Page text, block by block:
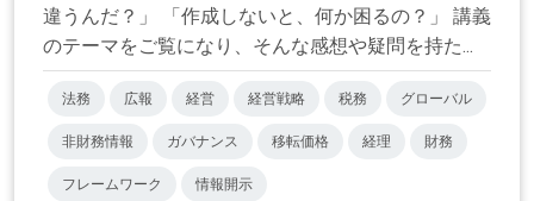
違うんだ？」 「作成しないと、何か困るの？」 講義
のテーマをご覧になり、そんな感想や疑問を持た...
法務 広報 経営 経営戦略 税務 グローバル
非財務情報 ガバナンス 移転価格 経理 財務
フレームワーク 情報開示